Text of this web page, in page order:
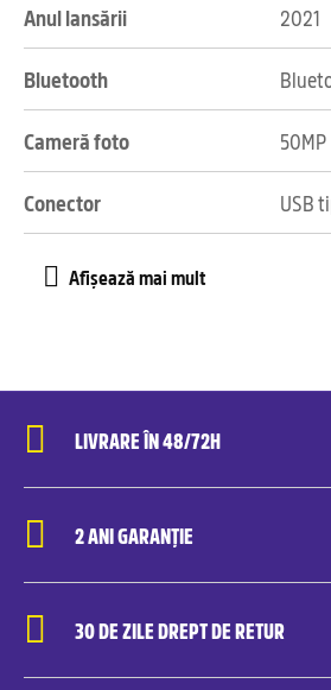
Anul lansării 2021
Bluetooth
Cameră foto 50MP
Conector USB
LIVRARE ÎN 48/72H
2 ANI GARANȚIE
30 DE ZILE DREPT DE RETUR